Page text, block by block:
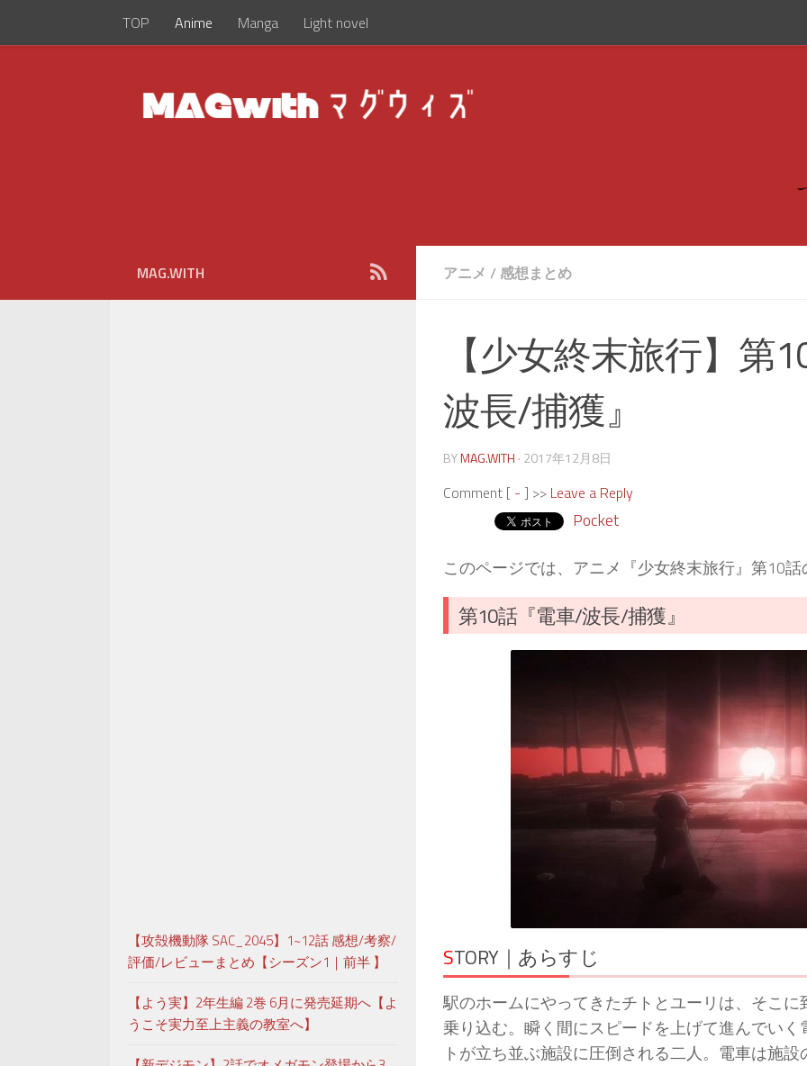
TOP Anime Manga Light novel
アニメ /感想まとめ
【少女終末旅行】第
波長/捕獲』
BYMAG.WITH · 2017年12月8日
Comment [ - ] >> Leave a Reply
Pocket
このページでは、アニメ『少女終末旅行』第10
第10話『電車/波長/捕獲』
STORY｜あらすじ
駅のホームにやってきたチトとユーリは、そこ
乗り込む。瞬く間にスピードを上げて進んでい
トが立ち並ぶ施設に圧倒される二人。電車は施
MAG.WITH
【攻殻機動隊 SAC_2045】1~12話 感想/考察/
評価/レビューまとめ【シーズン1｜前半 】
【よう実】2年生編 2巻 6月に発売延期へ【よ
うこそ実力至上主義の教室へ】